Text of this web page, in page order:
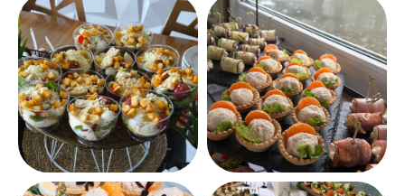
Запишитесь на бесплатную консультацию
и мы избавим вас от забот, сделаем ваше
мероприятие особенным — от организации
до последнего блюда
Остался один шаг
до незабываемого события